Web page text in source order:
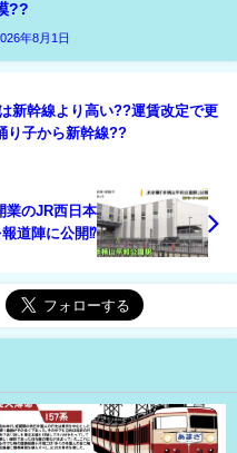
??
年8月1日
新幹線より高い??運賃改定で更
り子から新幹線??
業のJR西日本
道陣に公開⁉